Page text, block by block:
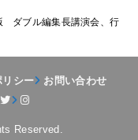
ダブル編集長講演会、行
リシー
お問い合わせ
Reserved.